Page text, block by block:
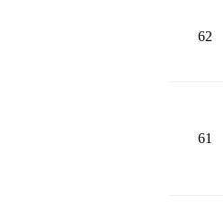
62
61